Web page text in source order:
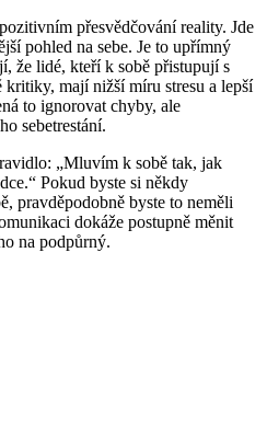
přesvědčování reality. Jde
pohled na sebe. Je to upřímný
že lidé, kteří k sobě přistupují s
kritiky, mají nižší míru stresu a lepší
to ignorovat chyby, ale
sebetrestání.
„Mluvím k sobě tak, jak
Pokud byste si někdy
pravděpodobně byste to neměli
dokáže postupně měnit
na podpůrný.